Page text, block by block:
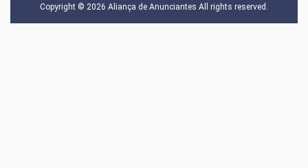
Copyright © 2026 Aliança de Anunciantes All rights reserved.